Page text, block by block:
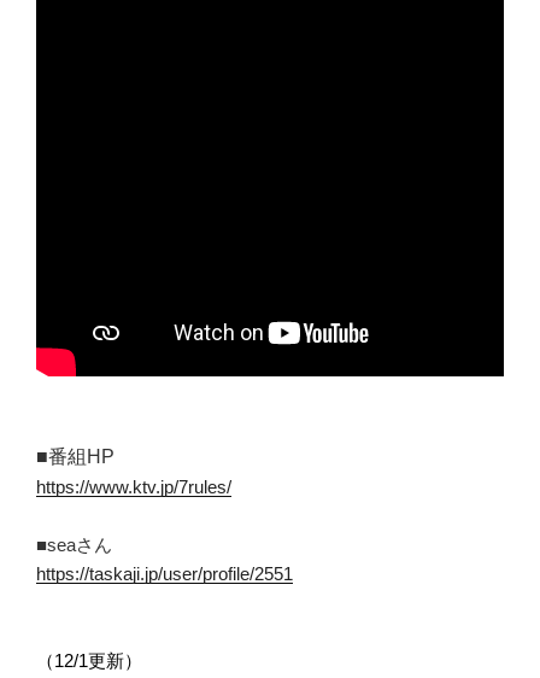
■番組HP
https://www.ktv.jp/7rules/
■seaさん
https://taskaji.jp/user/profile/2551
（12/1更新）